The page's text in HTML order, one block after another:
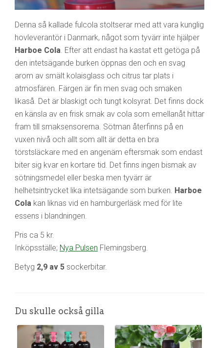
Denna så kallade fulcola stoltserar med att vara kunglig
hovleverantör i Danmark, något som tyvärr inte hjälper
Harboe Cola . Efter att endast ha kastat ett getöga på
den intetsägande burken öppnas den och en svag
arom av smält kolaisglass och citrus tar plats i
atmosfären. Färgen är fin men svag och smaken
likaså. Det är blaskigt och tungt kolsyrat. Det finns dock
en känsla av en frisk smak av cola som emellanåt hittar
fram till smaksensorerna. Sötman återfinns på en
vuxen nivå och allt som allt är detta en bra
törstsläckare med en angenäm eftersmak som endast
biter sig kvar en kortare tid. Det finns ingen bismak av
sötningsmedel eller beska men tyvärr är
helhetsintrycket lika intetsägande som burken. Harboe
Cola kan liknas vid en hamburgerläsk med för lite
essens i blandningen.
Pris ca 5 kr.
Inköpsställe; Nya Pulsen Flemingsberg.
Betyg 2,9 av 5 sockerbitar.
Du skulle också gilla